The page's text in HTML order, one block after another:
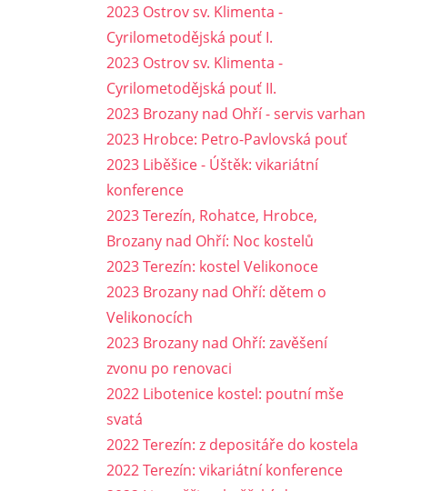
2023 Ostrov sv. Klimenta -
Cyrilometodějská pouť I.
2023 Ostrov sv. Klimenta -
Cyrilometodějská pouť II.
2023 Brozany nad Ohří - servis varhan
2023 Hrobce: Petro-Pavlovská pouť
2023 Liběšice - Úštěk: vikariátní
konference
2023 Terezín, Rohatce, Hrobce,
Brozany nad Ohří: Noc kostelů
2023 Terezín: kostel Velikonoce
2023 Brozany nad Ohří: dětem o
Velikonocích
2023 Brozany nad Ohří: zavěšení
zvonu po renovaci
2022 Libotenice kostel: poutní mše
svatá
2022 Terezín: z depositáře do kostela
2022 Terezín: vikariátní konference